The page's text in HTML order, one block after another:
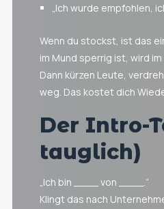
„Ich wurde empfohlen,
Wenn du stockst, ist das
im Mund sperrig ist, wird
Dann kürzen Leute,
weg. Das kostet dich
Der Intro-
tauglich)
„Ich bin ____ von ____.“
Klingt das nach